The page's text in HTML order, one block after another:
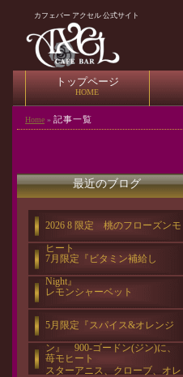
カフェバー アクセル 公式サイト
トップページ
HOME
Home » 記事一覧
最近のブログ
2026 8 限定 桃のフローズンモ
ヒート
7月限定『ビタミン補給し
Night』
レモンシャーベット
5月限定『スパイス&オレンジ
ン』 900-ゴードン(ジン)に、
スターアニス、クローブ、オレ
苺モヒート